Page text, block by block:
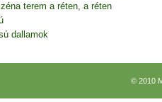
terem a réten, a réten
dallamok
© 2010